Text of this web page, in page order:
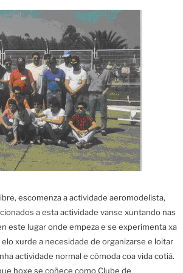
escomenza a actividade aeromodelista,
a esta actividade vanse xuntando nas
este lugar onde empeza e se experimenta xa
xurde a necesidade de organizarse e loitar
actividade normal e cómoda coa vida cotiá.
hoxe se coñece como Clube de